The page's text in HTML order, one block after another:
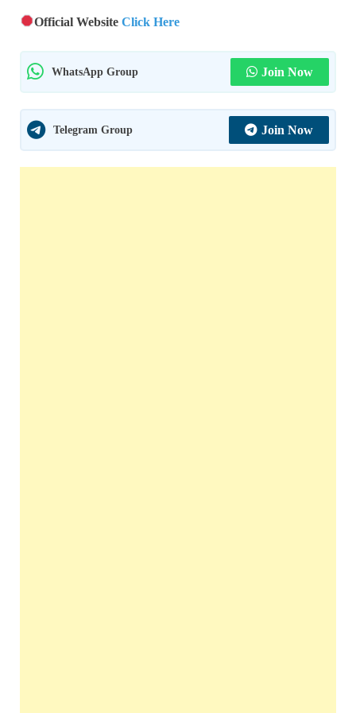
Official WebsiteClick Here
WhatsApp Group Join Now
Telegram Group Join Now